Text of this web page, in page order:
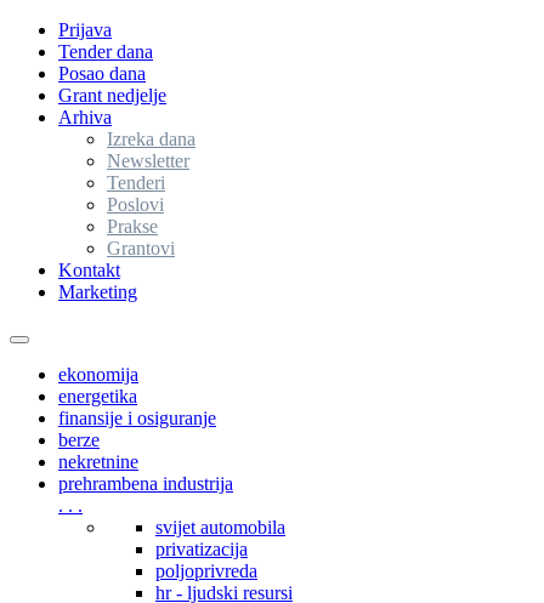
Prijava
Tender dana
Posao dana
Grant nedjelje
Arhiva
Izreka dana
Newsletter
Tenderi
Poslovi
Prakse
Grantovi
Kontakt
Marketing
Toggle
navigationekonomija
energetika
finansije i osiguranje
berze
nekretnine
prehrambena industrija
. . .
svijet automobila
privatizacija
poljoprivreda
hr - ljudski resursi